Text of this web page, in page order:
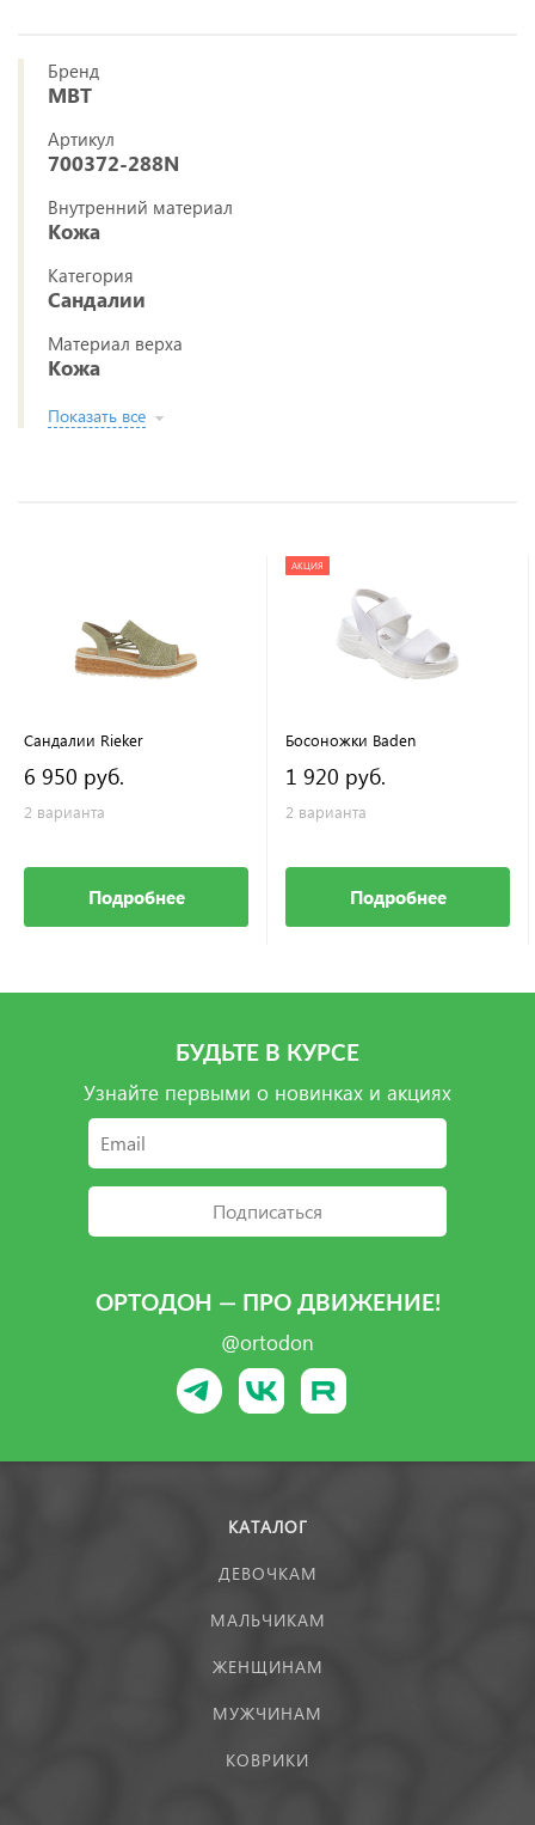
Бренд
MBT
Артикул
700372-288N
Внутренний материал
Кожа
Категория
Сандалии
Материал верха
Кожа
Показать все
Сандалии Rieker
6 950 руб.
2 варианта
Подробнее
АКЦИЯ
Босоножки Baden
1 920 руб.
2 варианта
Подробнее
БУДЬТЕ В КУРСЕ
Узнайте первыми о новинках и акциях
Подписаться
ОРТОДОН — ПРО ДВИЖЕНИЕ!
@ortodon
КАТАЛОГ
ДЕВОЧКАМ
МАЛЬЧИКАМ
ЖЕНЩИНАМ
МУЖЧИНАМ
КОВРИКИ